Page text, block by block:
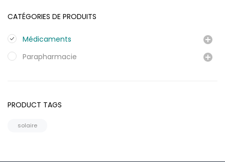
CATÉGORIES DE PRODUITS
Médicaments
Parapharmacie
PRODUCT TAGS
solaire